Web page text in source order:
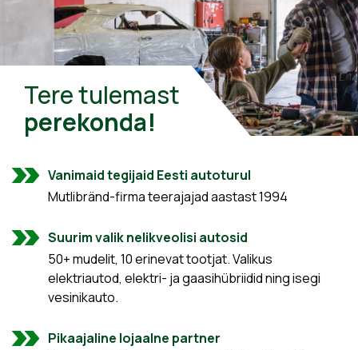
Tere tulemast
perekonda!
Vanimaid tegijaid Eesti autoturul
Mutlibränd-firma teerajajad aastast 1994
Suurim valik nelikveolisi autosid
50+ mudelit, 10 erinevat tootjat. Valikus
elektriautod, elektri- ja gaasihübriidid ning isegi
vesinikauto.
Pikaajaline lojaalne partner